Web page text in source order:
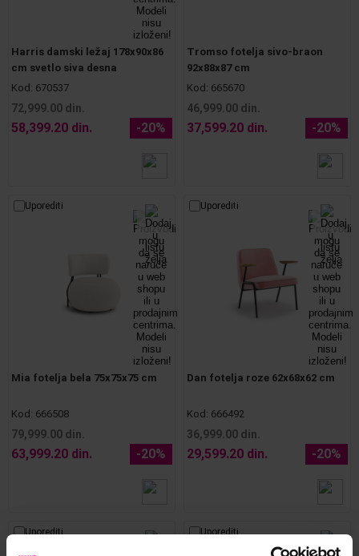
Harris damski ležaj 178x90x86
cm svetlo siva desna
Kod: 670537
72,999.00 din.
58,399.20 din. -20%
Tromso fotelja sivo-braon
92x88x87 cm
Kod: 665670
46,999.00 din.
37,599.20 din. -20%
Uporediti
Mia fotelja bela 75x75x75 cm
Kod: 666508
79,999.00 din.
63,999.20 din. -20%
Uporediti
Dan fotelja roze 62x68x62 cm
Kod: 666492
36,999.00 din.
29,599.20 din. -20%
Uporediti Uporediti